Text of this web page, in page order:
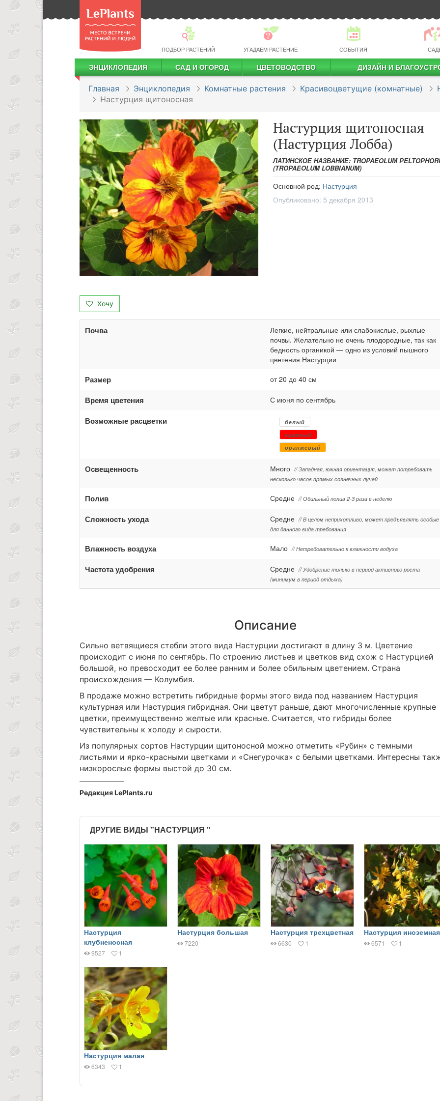
ПОДБОР РАСТЕНИЙ УГАДАЕМ РАСТЕНИЕ СОБЫТИЯ
ЭНЦИКЛОПЕДИЯ САД И ОГОРОД ЦВЕТОВОДСТВО ДИЗАЙН И
Главная Энциклопедия Комнатные растения Красивоцветущие (комнатные)
Настурция щитоносная
Настурция щитоносная
(Настурция Лобба)
ЛАТИНСКОЕ НАЗВАНИЕ: TROPAEOLUM
(TROPAEOLUM LOBBIANUM)
Основной род: Настурция
Опубликовано: 5 декабря 2013
Хочу
Почва
Легкие, нейтральные или слабокислые, рыхлые
почвы. Желательно не очень плодородные, так как
бедность органикой — одно из условий пышного
цветения Настурции
Размер от 20 до 40 см
Время цветения С июня по сентябрь
Возможные расцветки
белый
красный
оранжевый
Освещенность Много // Западная, южная ориентация, может потребовать
несколько часов прямых солнечных лучей
Полив Средне // Обильный полив 2-3 раза в неделю
Сложность ухода Средне // В целом неприхотливо, может предъявлять особые
для данного вида требования
Влажность воздуха Мало // Нетребовательно к влажности водуха
Частота удобрения Средне // Удобрение только в период активного роста
(минимум в период отдыха)
Описание
Сильно ветвящиеся стебли этого вида Настурции достигают в длину 3 м. Цветение
происходит с июня по сентябрь. По строению листьев и цветков вид схож с Настурцией
большой, но превосходит ее более ранним и более обильным цветением. Страна
происхождения — Колумбия.
В продаже можно встретить гибридные формы этого вида под названием Настурция
культурная или Настурция гибридная. Они цветут раньше, дают многочисленные крупные
цветки, преимущественно желтые или красные. Считается, что гибриды более
чувствительны к холоду и сырости.
Из популярных сортов Настурции щитоносной можно отметить «Рубин» с темными
листьями и ярко-красными цветками и «Снегурочка» с белыми цветками. Интересны
низкорослые формы выстой до 30 см.
Редакция LePlants.ru
ДРУГИЕ ВИДЫ "НАСТУРЦИЯ "
Настурция
клубненосная
9527 1
Настурция большая
7220
Настурция трехцветная
6630 1
Настурция иноземная
6571 1
Настурция малая
6343 1